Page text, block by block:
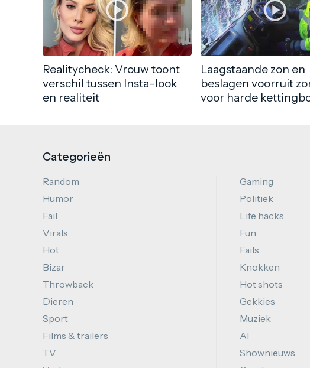
Realitycheck: Vrouw toont
verschil tussen Insta-look
en realiteit
Laagstaande zon en
beslagen voorruit
voor harde
Categorieën
Random
Humor
Fail
Virals
Hot
Bizar
Throwback
Dieren
Sport
Films & trailers
TV
Gaming
Politiek
Life hacks
Fun
Fails
Knokken
Hot shots
Gekkies
Muziek
AI
Shownieuws